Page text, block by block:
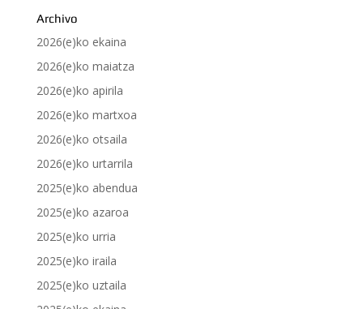
Archivo
2026(e)ko ekaina
2026(e)ko maiatza
2026(e)ko apirila
2026(e)ko martxoa
2026(e)ko otsaila
2026(e)ko urtarrila
2025(e)ko abendua
2025(e)ko azaroa
2025(e)ko urria
2025(e)ko iraila
2025(e)ko uztaila